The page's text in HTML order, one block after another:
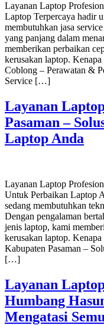
Layanan Laptop
Laptop Terpercaya hadir
membutuhkan jasa
yang panjang dalam
memberikan perbaikan
kerusakan laptop.
Coblong – Perawatan &
Service […]
Layanan
Pasaman –
Laptop Anda
Layanan Laptop
Untuk Perbaikan Laptop
sedang membutuhkan
Dengan pengalaman
jenis laptop, kami
kerusakan laptop.
Kabupaten Pasaman –
[…]
Layanan
Humbang
Mengatasi